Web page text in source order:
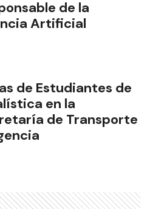
de la
Artificial
de Estudiantes de
en la
de Transporte